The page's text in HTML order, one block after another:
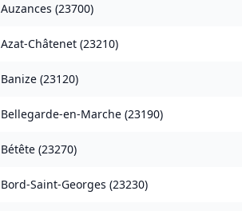
Auzances (23700)
Azat-Châtenet (23210)
Banize (23120)
Bellegarde-en-Marche (23190)
Bétête (23270)
Bord-Saint-Georges (23230)